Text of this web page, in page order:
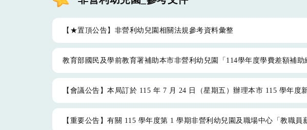
【★置頂公告】非營利幼兒園相關法規參考資料彙整
教育部國民及學前教育署補助本市非營利幼兒園「114學年度學費差額補助
【會議公告】本局訂於 115 年 7 月 24 日（星期五）辦理本市 115 學年
【重要公告】有關 115 學年度第 1 學期非營利幼兒園及職場中心「教職